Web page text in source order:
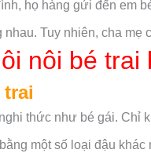
họ hàng gửi đến em
nhau. Tuy nhiên, cha
nôi bé trai
thức như bé gái. Chỉ
một số loại đậu